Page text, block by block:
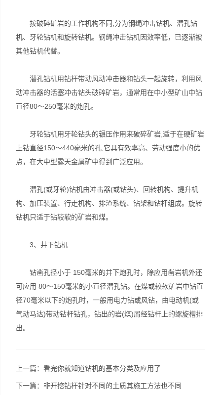
按破碎矿岩的工作机构不同,分为钢绳冲击钻机、潜孔钻
机、牙轮钻机和旋转钻机。钢绳冲击钻机因效率低，已逐渐被
其他钻机代替。
潜孔钻机用钻杆带动风动冲击器和钻头一起旋转，利用风
动冲击器的活塞冲击钻头破碎矿岩，通常用在中小型矿山中钻
直径80～250毫米的炮孔。
牙轮钻机用牙轮钻头的辗压作用来破碎矿岩,适于在硬矿岩
上钻直径150～440毫米的孔,它具有效率高、劳动强度小的优
点，在大中型露天金属矿中得到广泛应用。
潜孔(或牙轮)钻机由冲击器(或钻头)、回转机构、提升机
构、加压装置、行走机构、排渣系统、钻架和钻杆组成。旋转
钻机只适于钻较软的矿岩和煤。
3、井下钻机
钻凿孔径小于 150毫米的井下炮孔时，除应用凿岩机外还
可应用 80～150毫米的小直径潜孔钻。在煤或较软矿岩中钻直
径70毫米以下的炮孔时，一般用电力钻或风钻，由电动机(或
气动马达)带动钻杆钻孔，钻出的岩(煤)屑经钻杆上的螺旋槽排
出。
上一篇：看完你就知道钻机的基本分类及应用了
下一篇：非开挖钻杆针对不同的土质其施工方法也不同